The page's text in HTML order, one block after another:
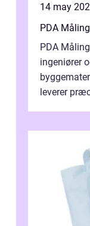
14 may
PDA Måling
PDA
ingeniører
leverer